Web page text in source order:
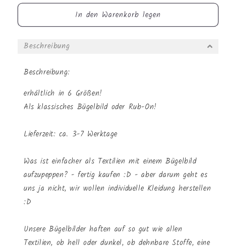
In den Warenkorb legen
Beschreibung
Beschreibung:
erhältlich in 6 Größen!
Als klassisches Bügelbild oder Rub-On!
Lieferzeit: ca. 3-7 Werktage
Was ist einfacher als Textilien mit einem Bügelbild
aufzupeppen? - fertig kaufen :D - aber darum geht es
uns ja nicht, wir wollen individuelle Kleidung herstellen
:D
Unsere Bügelbilder haften auf so gut wie allen
Textilien, ob hell oder dunkel, ob dehnbare Stoffe, eine